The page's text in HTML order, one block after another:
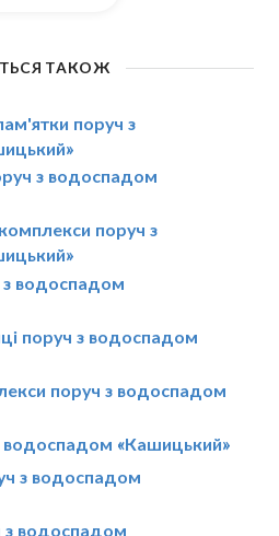
ТАКОЖ
поруч з
з водоспадом
поруч з
водоспадом
поруч з водоспадом
поруч з водоспадом
водоспадом «Кашицький»
з водоспадом
з водоспадом